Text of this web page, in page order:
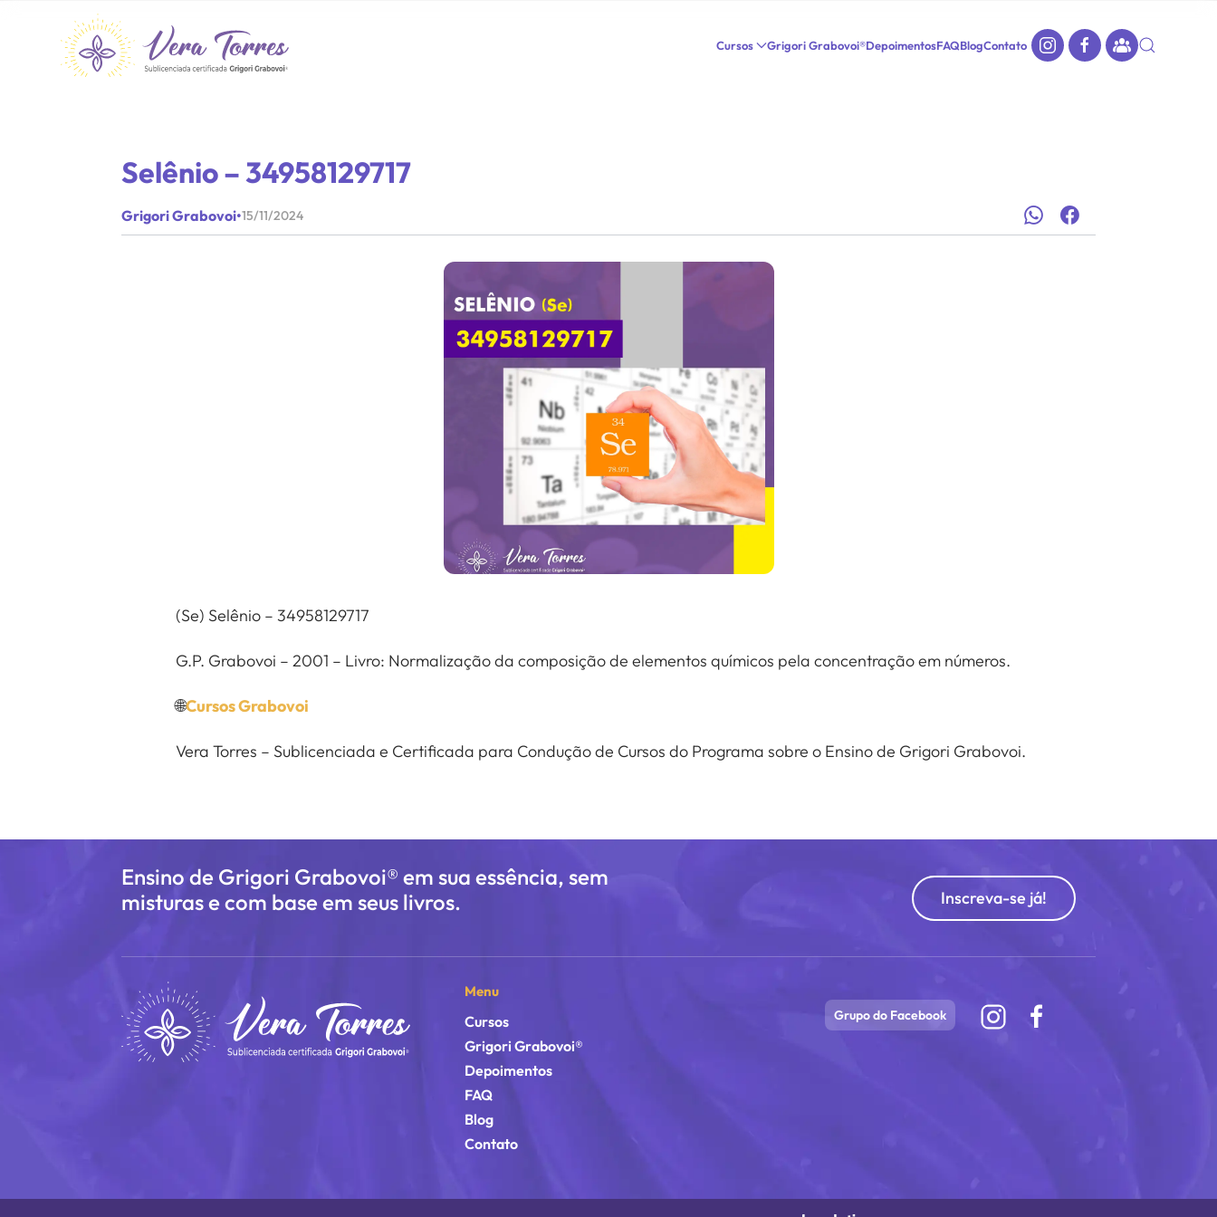
Cursos Grigori Grabovoi®DepoimentosFAQBlogContato
Selênio – 34958129717
Grigori Grabovoi•15/11/2024
(Se) Selênio – 34958129717
G.P. Grabovoi – 2001 – Livro: Normalização da composição de elementos químicos pela concentração em números.
🌐Cursos Grabovoi
Vera Torres – Sublicenciada e Certificada para Condução de Cursos do Programa sobre o Ensino de Grigori Grabovoi.
Ensino de Grigori Grabovoi® em sua essência, sem
misturas e com base em seus livros.
Inscreva-se já!
Menu
Cursos
Grigori Grabovoi®
Depoimentos
FAQ
Blog
Contato
Grupo do Facebook